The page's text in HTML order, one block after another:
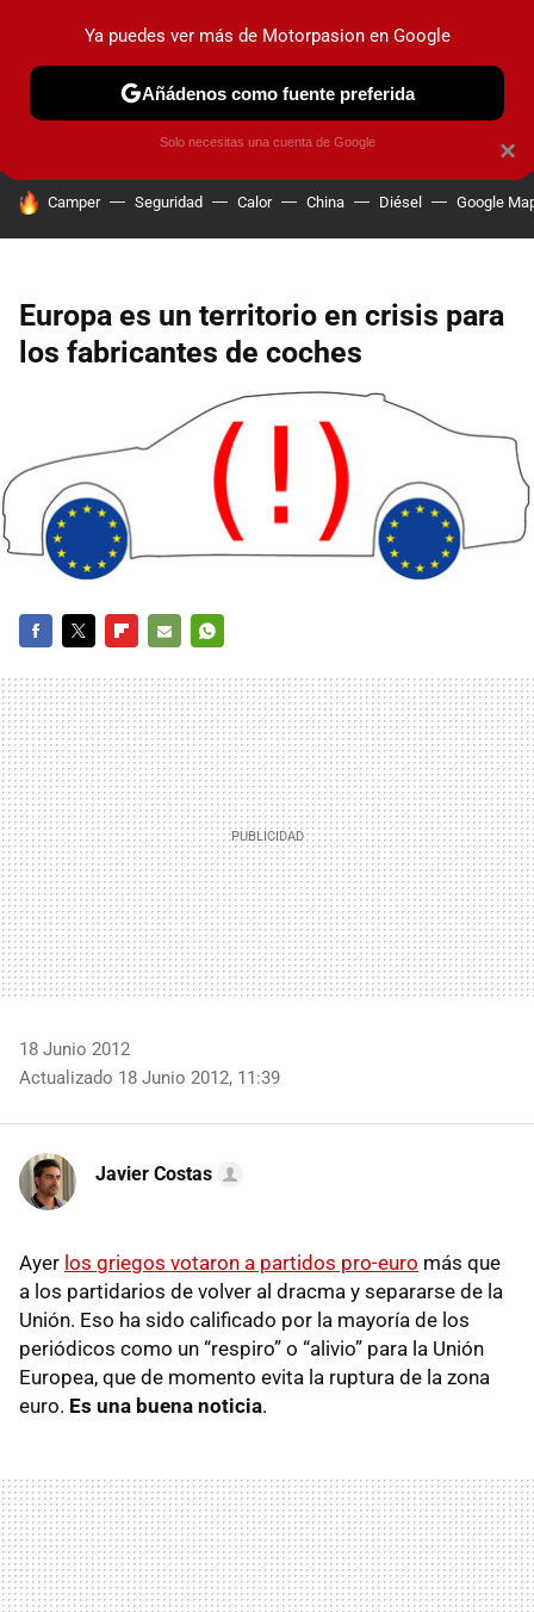
PRUEBAS COCHES ELÉCTRICOS OBSERVATORIO
HOY SE HABLA DE
Camper Seguridad Calor China Diésel Google
Europa es un territorio en crisis para
los fabricantes de coches
MAIL
18 Junio 2012
Actualizado 18 Junio 2012, 11:39
Javier Costas
Ayer los griegos votaron a partidos pro-euro más que
a los partidarios de volver al dracma y separarse de la
Unión. Eso ha sido calificado por la mayoría de los
periódicos como un “respiro” o “alivio” para la Unión
Europea, que de momento evita la ruptura de la zona
euro. Es una buena noticia.
×
Ya puedes ver más de Motorpasion en Google
Añádenos como fuente preferida
Solo necesitas una cuenta de Google